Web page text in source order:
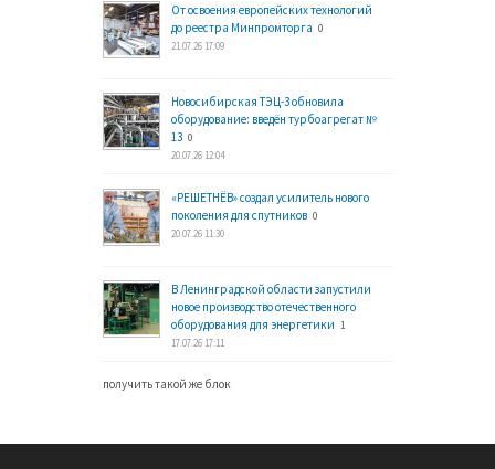
От освоения европейских технологий
до реестра Минпромторга 0
21.07.26 17:09
Новосибирская ТЭЦ-3 обновила
оборудование: введён турбоагрегат №
13 0
20.07.26 12:04
«РЕШЕТНЁВ» создал усилитель нового
поколения для спутников 0
20.07.26 11:30
В Ленинградской области запустили
новое производство отечественного
оборудования для энергетики 1
17.07.26 17:11
получить такой же блок